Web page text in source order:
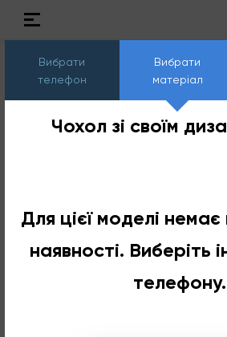
Вибрати
телефон
Вибрати
матеріал
Чохол зі своїм
Для цієї моделі немає
наявності. Виберіть
телефону.